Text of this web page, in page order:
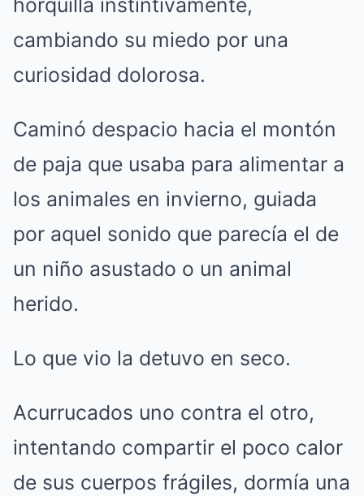
horquilla instintivamente,
cambiando su miedo por una
curiosidad dolorosa.
Caminó despacio hacia el montón
de paja que usaba para alimentar a
los animales en invierno, guiada
por aquel sonido que parecía el de
un niño asustado o un animal
herido.
Lo que vio la detuvo en seco.
Acurrucados uno contra el otro,
intentando compartir el poco calor
de sus cuerpos frágiles, dormía una